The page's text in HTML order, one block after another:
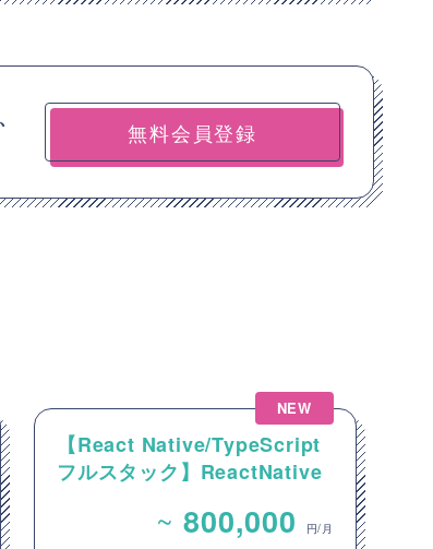
無料会員登録
NEW
【React Native/TypeScript
フルスタック】ReactNative
~ 800,000 円/月